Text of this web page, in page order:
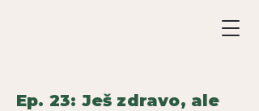
Ep. 23: Ješ zdravo, ale